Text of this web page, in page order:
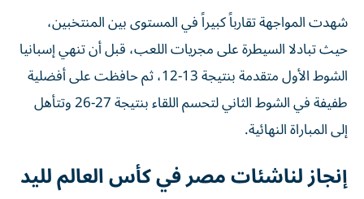
شهدت المواجهة تقارباً كبيراً في المستوى بين المنتخبين،
حيث تبادلا السيطرة على مجريات اللعب، قبل أن تنهي إسبانيا
الشوط الأول متقدمة بنتيجة 13-12، ثم حافظت على أفضلية
طفيفة في الشوط الثاني لتحسم اللقاء بنتيجة 27-26 وتتأهل
إلى المباراة النهائية.
إنجاز لناشئات مصر في كأس العالم لليد